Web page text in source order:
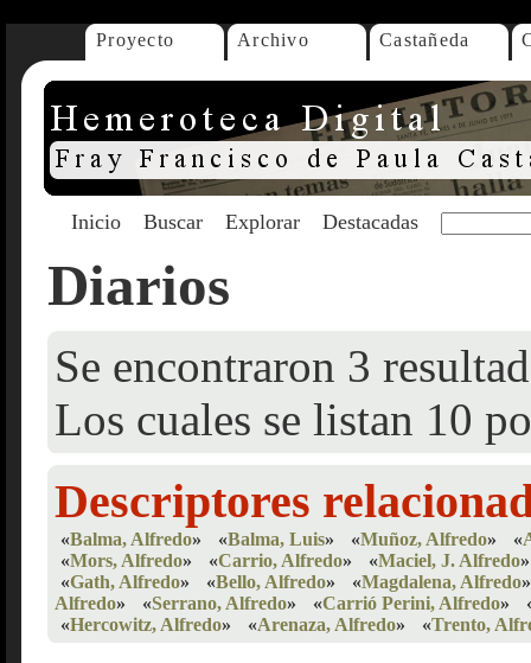
Proyecto Archivo Castañeda
Inicio Buscar Explorar Destacadas
Diarios
Se encontraron 3
Los cuales se listan 10
Descriptores
«Balma, Alfredo» «Balma, Luis» «Muñoz, Alfredo» «
«Mors, Alfredo» «Carrio, Alfredo» «Maciel, J. Alfredo»
«Gath, Alfredo» «Bello, Alfredo» «Magdalena, Alfredo»
Alfredo» «Serrano, Alfredo» «Carrió Perini, Alfredo»
«Hercowitz, Alfredo» «Arenaza, Alfredo» «Trento,